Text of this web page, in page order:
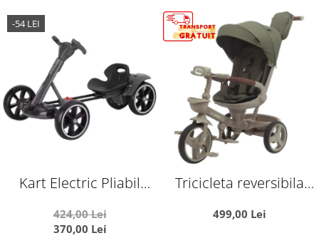
-54 LEI
Kart Electric Pliabil
Negru
424,00 Lei
370,00 Lei
Tricicleta reversibila
pozitie de somn, roti
499,00 Lei